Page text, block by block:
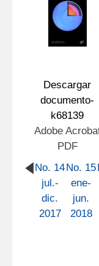
Descargar
documento-
k68139
Adobe
PDF
No. 14
jul.-
dic.
2017
No. 15
ene-
jun.
2018